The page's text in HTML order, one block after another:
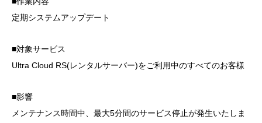
定期システムアップデート
■対象サービス
Ultra Cloud RS(レンタルサーバー)をご利用中のすべてのお客様
■影響
メンテナンス時間中、最大5分間のサービス停止が発生いたしま